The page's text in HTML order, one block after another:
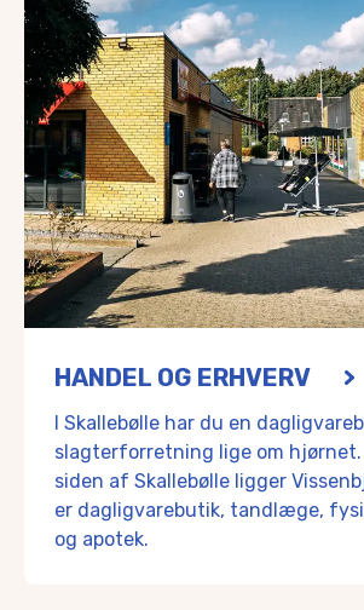
HANDEL OG ERHVERV
I Skallebølle har du en
slagterforretning lige om hjørnet.
siden af Skallebølle ligger
er dagligvarebutik, tandlæge,
og apotek.